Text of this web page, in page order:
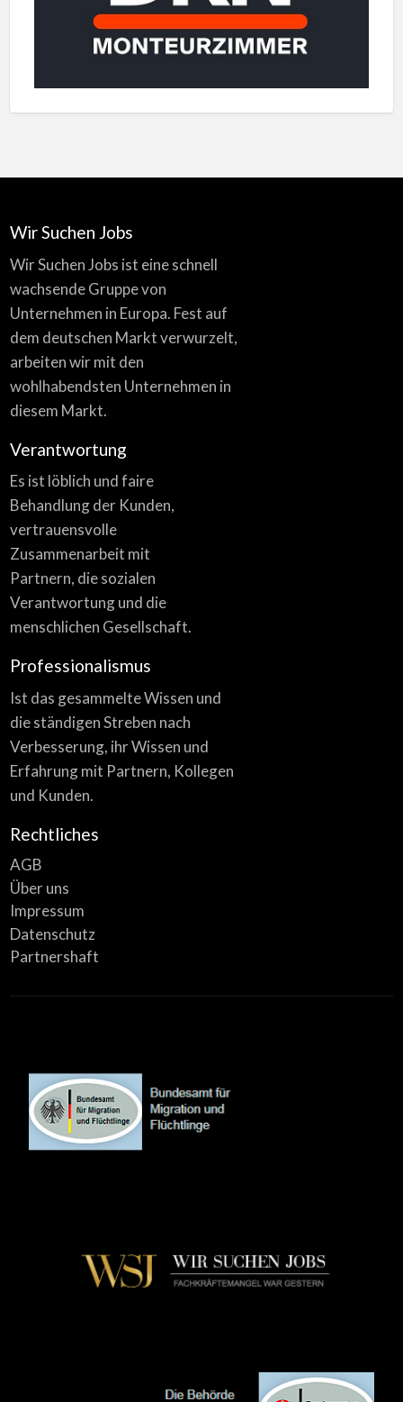
Wir Suchen Jobs
Wir Suchen Jobs ist eine schnell
wachsende Gruppe von
Unternehmen in Europa. Fest auf
dem deutschen Markt verwurzelt,
arbeiten wir mit den
wohlhabendsten Unternehmen in
diesem Markt.
Verantwortung
Es ist löblich und faire
Behandlung der Kunden,
vertrauensvolle
Zusammenarbeit mit
Partnern, die sozialen
Verantwortung und die
menschlichen Gesellschaft.
Professionalismus
Ist das gesammelte Wissen und
die ständigen Streben nach
Verbesserung, ihr Wissen und
Erfahrung mit Partnern, Kollegen
und Kunden.
Rechtliches
AGB
Über uns
Impressum
Datenschutz
Partnershaft